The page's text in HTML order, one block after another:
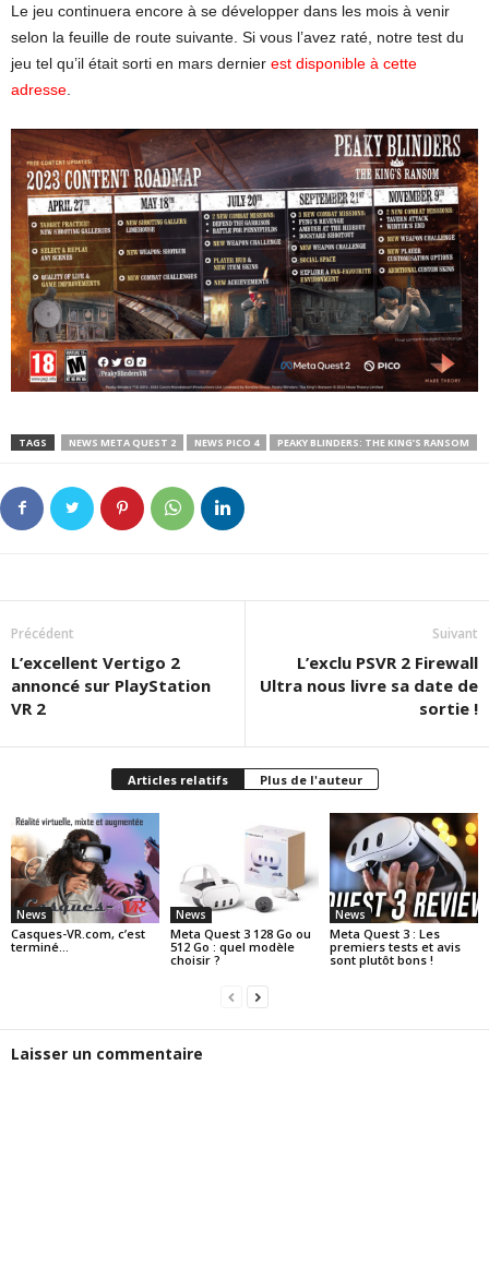
Le jeu continuera encore à se développer dans les mois à venir
selon la feuille de route suivante. Si vous l’avez raté, notre test du
jeu tel qu’il était sorti en mars dernier est disponible à cette
adresse
TAGS NEWS META QUEST 2 NEWS PICO 4 PEAKY BLINDERS: THE KING’S RANSOM
Précédent
L’excellent Vertigo 2
annoncé sur PlayStation
VR 2
Suivant
L’exclu PSVR 2 Firewall
Ultra nous livre sa date de
sortie !
Articles relatifs Plus de l'auteur
News
Casques-VR.com, c’est
terminé…
News
Meta Quest 3 128 Go ou
512 Go : quel modèle
choisir ?
News
Meta Quest 3 : Les
premiers tests et avis
sont plutôt bons !
Laisser un commentaire